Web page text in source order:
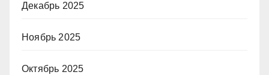
Декабрь 2025
Ноябрь 2025
Октябрь 2025